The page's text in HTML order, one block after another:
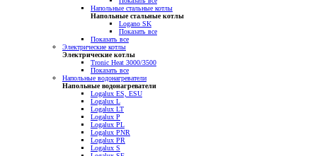
Напольные стальные котлы
Напольные стальные котлы
Logano SK
Показать все
Показать все
Электрические котлы
Электрические котлы
Tronic Heat 3000/3500
Показать все
Напольные водонагреватели
Напольные водонагреватели
Logalux ES, ESU
Logalux L
Logalux LT
Logalux P
Logalux PL
Logalux PNR
Logalux PR
Logalux S